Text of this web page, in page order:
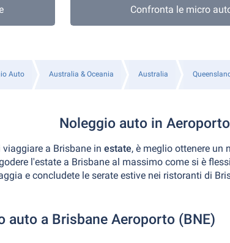
Confronta le micro
Auto Australia & Oceania Australia Queensland
Noleggio auto in
a Brisbane in estate, è meglio ottenere un
l'estate a Brisbane al massimo come si è
e concludete le serate estive nei ristoranti di
auto a Brisbane Aeroporto (BNE)